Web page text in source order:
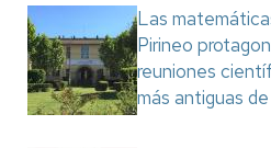
Las
Pirineo
reuniones
más antiguas